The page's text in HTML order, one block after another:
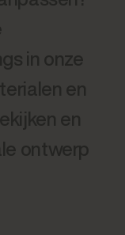
in onze
en
en
ontwerp